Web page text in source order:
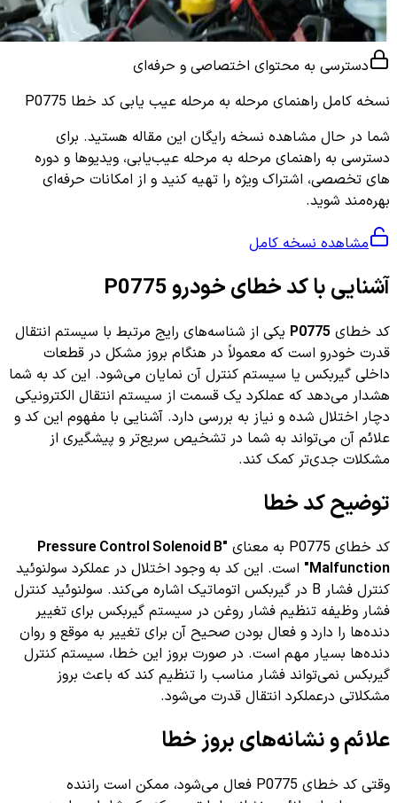
دسترسی به محتوای اختصاصی و حرفه‌ای
نسخه کامل راهنمای مرحله به مرحله عیب یابی کد خطا P0775
شما در حال مشاهده نسخه رایگان این مقاله هستید. برای
دسترسی به راهنمای مرحله به مرحله عیب‌یابی، ویدیوها و دوره
های تخصصی، اشتراک ویژه را تهیه کنید و از امکانات حرفه‌ای
بهره‌مند شوید.
مشاهده نسخه کامل
آشنایی با کد خطای خودرو P0775
کد خطای P0775 یکی از شناسه‌های رایج مرتبط با سیستم انتقال
قدرت خودرو است که معمولاً در هنگام بروز مشکل در قطعات
داخلی گیربکس یا سیستم کنترل آن نمایان می‌شود. این کد به شما
هشدار می‌دهد که عملکرد یک قسمت از سیستم انتقال الکترونیکی
دچار اختلال شده و نیاز به بررسی دارد. آشنایی با مفهوم این کد و
علائم آن می‌تواند به شما در تشخیص سریع‌تر و پیشگیری از
مشکلات جدی‌تر کمک کند.
توضیح کد خطا
کد خطای P0775 به معنای
"Pressure Control Solenoid B
Malfunction" است. این کد به وجود اختلال در عملکرد سولنوئید
کنترل فشار B در گیربکس اتوماتیک اشاره می‌کند. سولنوئید کنترل
فشار وظیفه تنظیم فشار روغن در سیستم گیربکس برای تغییر
دنده‌ها را دارد و فعال بودن صحیح آن برای تغییر به موقع و روان
دنده‌ها بسیار مهم است. در صورت بروز این خطا، سیستم کنترل
گیربکس نمی‌تواند فشار مناسب را تنظیم کند که باعث بروز
مشکلاتی درعملکرد انتقال قدرت می‌شود.
علائم و نشانه‌های بروز خطا
وقتی کد خطای P0775 فعال می‌شود، ممکن است راننده